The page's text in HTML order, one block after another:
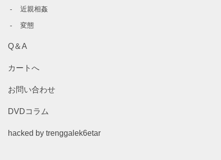
近親相姦
変態
Q＆A
カートへ
お問い合わせ
DVDコラム
hacked by trenggalek6etar